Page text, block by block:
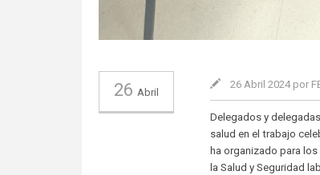
26Abril
26 Abril 2024 por
Delegados y
salud en el trabajo
ha organizado para
la Salud y Seguridad